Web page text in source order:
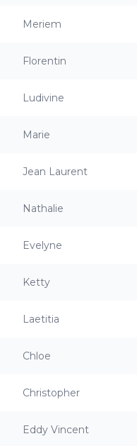
Meriem
Florentin
Ludivine
Marie
Jean Laurent
Nathalie
Evelyne
Ketty
Laetitia
Chloe
Christopher
Eddy Vincent